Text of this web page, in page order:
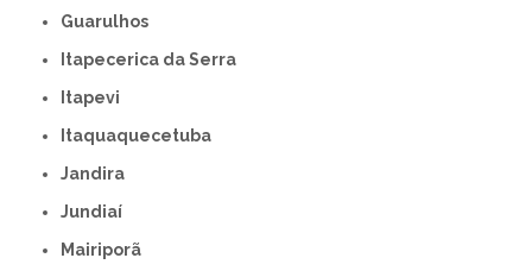
Guarulhos
Itapecerica da Serra
Itapevi
Itaquaquecetuba
Jandira
Jundiaí
Mairiporã